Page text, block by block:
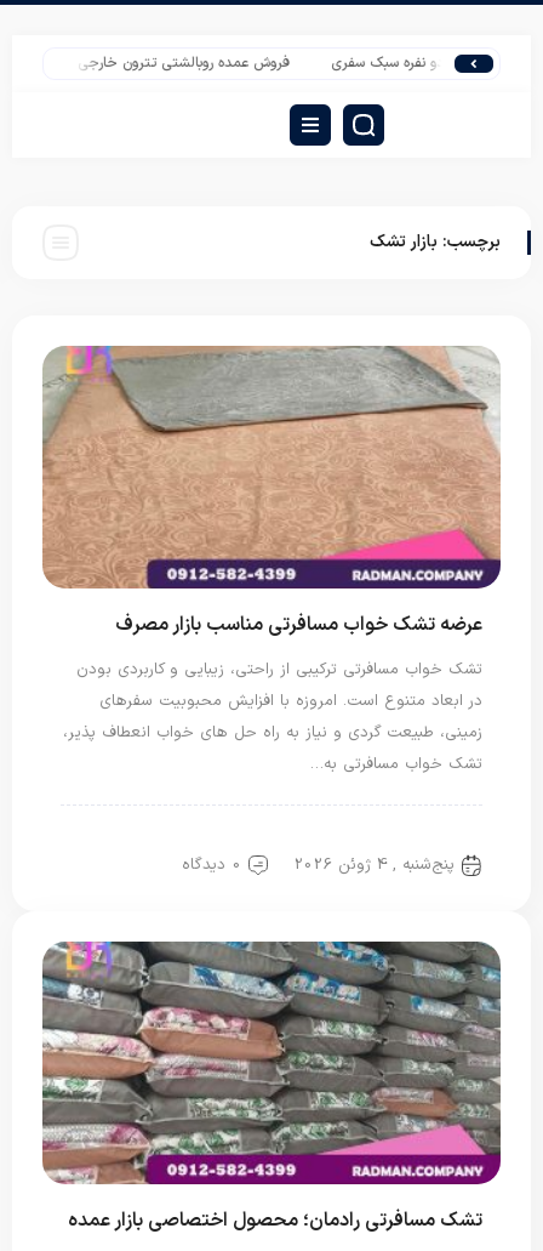
تشک دو نفره سبک سفری فروش عمده روبالشتی تترون خارجی فروش پتو دو
برچسب: بازار تشک
عرضه تشک خواب مسافرتی مناسب بازار مصرف
تشک خواب مسافرتی ترکیبی از راحتی، زیبایی و کاربردی بودن
در ابعاد متنوع است. امروزه با افزایش محبوبیت سفرهای
زمینی، طبیعت گردی و نیاز به راه حل های خواب انعطاف پذیر،
تشک خواب مسافرتی به…
پنج‌شنبه , 4 ژوئن 2026 0 دیدگاه
تشک مسافرتی رادمان؛ محصول اختصاصی بازار عمده